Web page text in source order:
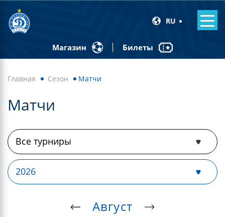
RU
Магазин Билеты
Главная Сезон Матчи
Матчи
Август